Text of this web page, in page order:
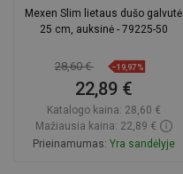
Mexen Slim lietaus dušo galvutė
25 cm, auksinė - 79225-50
28,60 € −19,97%
22,89 €
Katalogo kaina: 28,60 €
Mažiausia kaina: 22,89 €
Prieinamumas: Yra sandėlyje